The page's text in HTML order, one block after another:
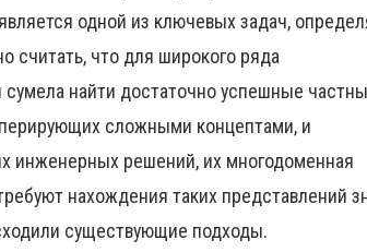
одной из ключевых задач,
что для широкого ряда
найти достаточно успешные
сложными концептами, и
инженерных решений, их многодоменная
нахождения таких представлений
существующие подходы.